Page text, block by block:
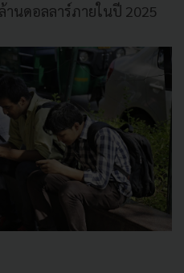
านดอลลาร์ภายในปี 2025